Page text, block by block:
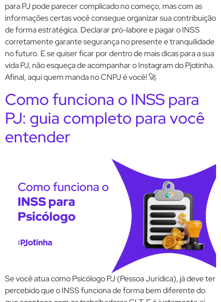
para PJ pode parecer complicado no começo, mas com as
informações certas você consegue organizar sua contribuição
de forma estratégica. Declarar pró-labore e pagar o INSS
corretamente garante segurança no presente e tranquilidade
no futuro. E se quiser ficar por dentro de mais dicas para a sua
vida PJ, não esqueça de acompanhar o Instagram do Pjotinha.
Afinal, aqui quem manda no CNPJ é você! 🚀
Como funciona o INSS para
PJ: guia completo para você
entender
Se você atua como Psicólogo PJ (Pessoa Jurídica), já deve ter
percebido que o INSS funciona de forma bem diferente do